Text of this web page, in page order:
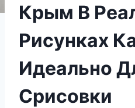
Крым В
Рисунках
Идеально
Срисовки